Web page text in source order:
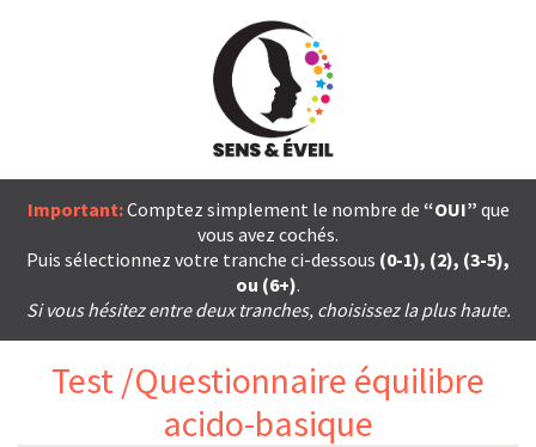
Important:Comptez simplement le nombre de “OUI” que
vous avez cochés.
Puis sélectionnez votre tranche ci-dessous (0-1), (2), (3-5),
ou (6+).
Si vous hésitez entre deux tranches, choisissez la plus haute.
Test /Questionnaire équilibre
acido-basique